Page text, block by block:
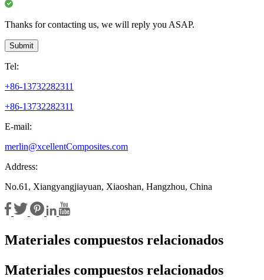
Thanks for contacting us, we will reply you ASAP.
Submit
Tel:
+86-13732282311
+86-13732282311
E-mail:
merlin@xcellentComposites.com
Address:
No.61, Xiangyangjiayuan, Xiaoshan, Hangzhou, China
Materiales compuestos relacionados
Materiales compuestos relacionados